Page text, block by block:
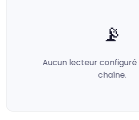
📡
Aucun lecteur
chaîne.